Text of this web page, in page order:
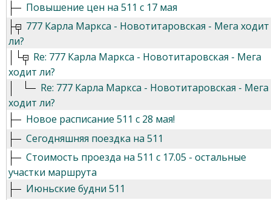
Повышение цен на 511 с 17 мая
777 Карла Маркса - Новотитаровская - Мега ходит
ли?
Re: 777 Карла Маркса - Новотитаровская - Мега
ходит ли?
Re: 777 Карла Маркса - Новотитаровская - Мега
ходит ли?
Новое расписание 511 с 28 мая!
Сегодняшняя поездка на 511
Стоимость проезда на 511 с 17.05 - остальные
участки маршрута
Июньские будни 511